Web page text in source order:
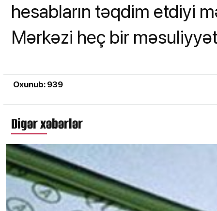
hesabların təqdim etdiyi
Mərkəzi heç bir məsuliyyət
Oxunub: 939
Digər xəbərlər